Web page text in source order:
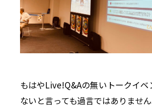
もはやLive!Q&Aの無いトークイベ
ないと言っても過言ではありません